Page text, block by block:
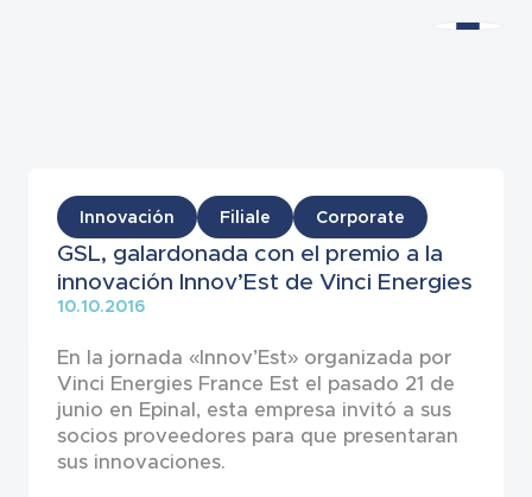
Noticias
Innovación Filiale Corporate
GSL, galardonada con el premio a la
innovación Innov’Est de Vinci Energies
10.10.2016
En la jornada «Innov’Est» organizada por
Vinci Energies France Est el pasado 21 de
junio en Epinal, esta empresa invitó a sus
socios proveedores para que presentaran
sus innovaciones.